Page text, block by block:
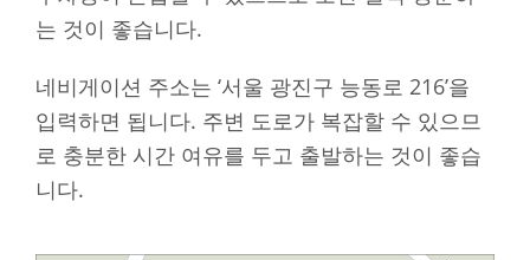
는 것이 좋습니다.
네비게이션 주소는 ‘서울 광진구 능동로 216’을
입력하면 됩니다. 주변 도로가 복잡할 수 있으므
로 충분한 시간 여유를 두고 출발하는 것이 좋습
니다.